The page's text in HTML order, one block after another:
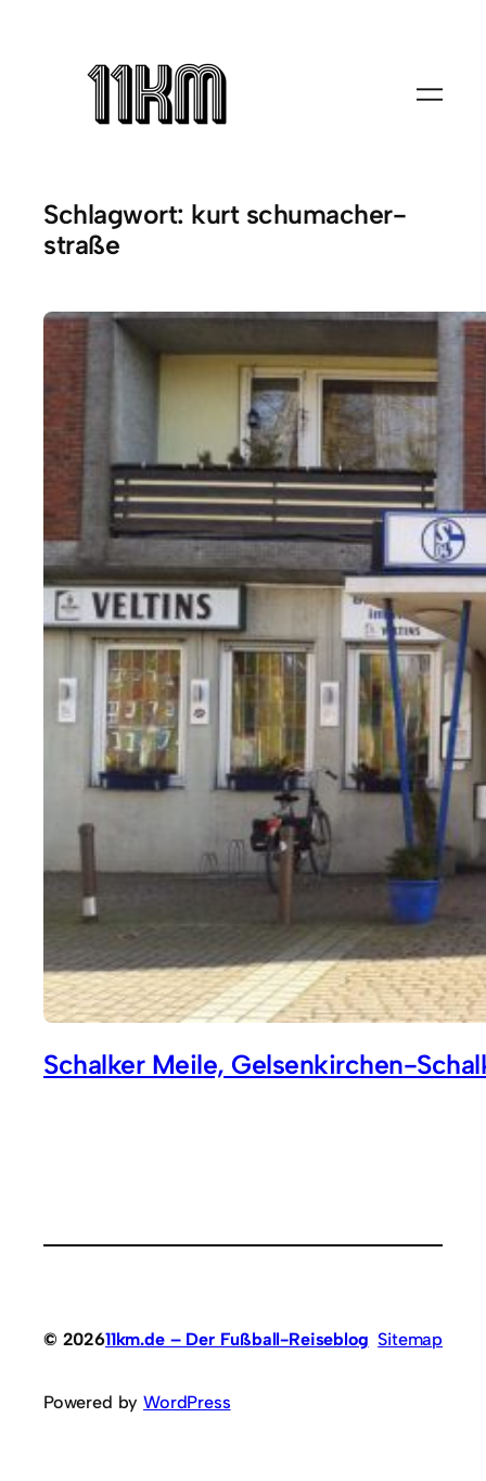
Schlagwort: kurt schumacher-
straße
Schalker Meile, Gelsenkirchen-
© 202611km.de – Der Fußball-Reiseblog Sitemap
Powered byWordPress